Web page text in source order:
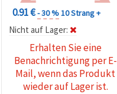
0.91 €- 30 %10 Strang +
Nicht auf Lager:
Erhalten Sie eine
Benachrichtigung per E-
Mail, wenn das Produkt
wieder auf Lager ist.